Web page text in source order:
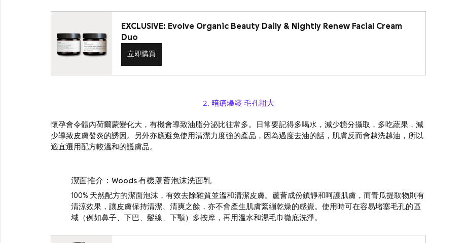
EXCLUSIVE: Evolve Organic Beauty Daily & Nightly Renew Facial Cream
Duo
立即購買
2. 暗瘡爆發 毛孔粗大
懷孕會令體內荷爾蒙變化大，有機會導致油脂分泌比往常多。日常要記得多喝水，減少糖分攝取，多吃蔬果，減
少導致皮膚發炎的誘因。另外亦應避免使用清潔力度強的產品，因為過度去油的話，肌膚反而會越洗越油，所以
適宜選用配方較溫和的護膚品。
潔面推介：Woods 有機蘆薈泡沫洗面乳
100% 天然配方的潔面泡沫，有效去除雜質並溫和清潔皮膚。蘆薈成份鎮靜和呵護肌膚，而青瓜提取物則有
清涼效果，讓皮膚保持清潔、清爽之餘，亦不會產生肌膚緊繃乾燥的感覺。使用時可在容易堵塞毛孔的區
域（例如鼻子、下巴、髮線、下顎）多按摩，再用溫水和濕毛巾徹底洗淨。